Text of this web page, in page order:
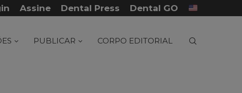
de... Tratamento de fratura panfacial com
Assine Dental Press Dental GO
PUBLICAR CORPO EDITORIAL